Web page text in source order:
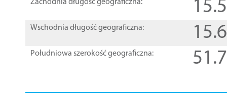
Zachodnia długość geograficzna:
Wschodnia długość geograficzna:
Południowa szerokość geograficzna: